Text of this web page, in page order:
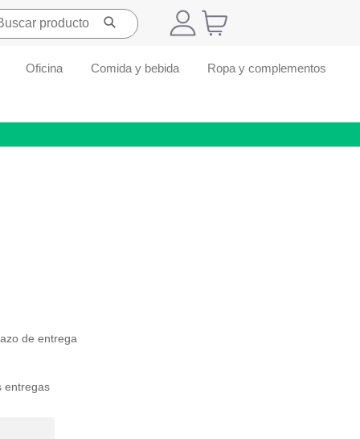
Oficina Comida y bebida Ropa y complementos
de entrega
entregas